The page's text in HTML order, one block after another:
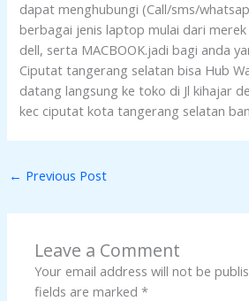
dapat menghubungi (Call/sms/
berbagai jenis laptop mulai dari merek
dell, serta MACBOOK.jadi bagi anda
Ciputat tangerang selatan bisa Hub
datang langsung ke toko di Jl kihajar
kec ciputat kota tangerang selatan
← Previous Post
Leave a Comment
Your email address will not be
fields are marked*